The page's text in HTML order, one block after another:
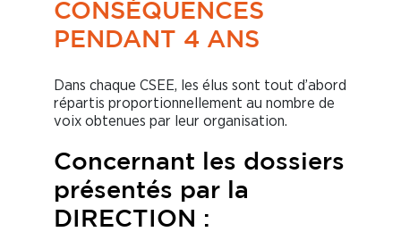
CONSÉQUENCES
PENDANT 4 ANS
Dans chaque CSEE, les élus sont tout d’abord
répartis proportionnellement au nombre de
voix obtenues par leur organisation.
Concernant les dossiers
présentés par la
DIRECTION :